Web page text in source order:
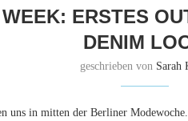
ERSTES
DENIM
geschrieben von Sarah
uns in mitten der Berliner